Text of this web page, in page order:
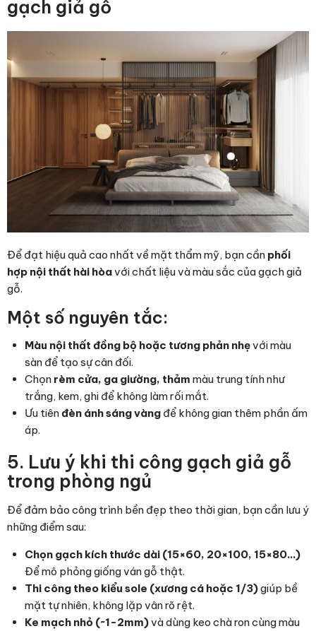
gạch giả gỗ
Để đạt hiệu quả cao nhất về mặt thẩm mỹ, bạn cần phối
hợp nội thất hài hòavới chất liệu và màu sắc của gạch giả
gỗ.
Một số nguyên tắc:
Màu nội thất đồng bộ hoặc tương phản nhẹvới màu
sàn để tạo sự cân đối.
Chọn rèm cửa, ga giường, thảm màu trung tính như
trắng, kem, ghi để không làm rối mắt.
Ưu tiênđèn ánh sáng vàng để không gian thêm phần ấm
áp.
5. Lưu ý khi thi công gạch giả gỗ
trong phòng ngủ
Để đảm bảo công trình bền đẹp theo thời gian, bạn cần lưu ý
những điểm sau:
Chọn gạch kích thước dài (15×60, 20×100, 15×80…)
Để mô phỏng giống ván gỗ thật.
Thi công theo kiểu sole (xương cá hoặc 1/3)giúp bề
mặt tự nhiên, không lặp vân rõ rệt.
Ke mạch nhỏ (~1-2mm)và dùng keo chà ron cùng màu